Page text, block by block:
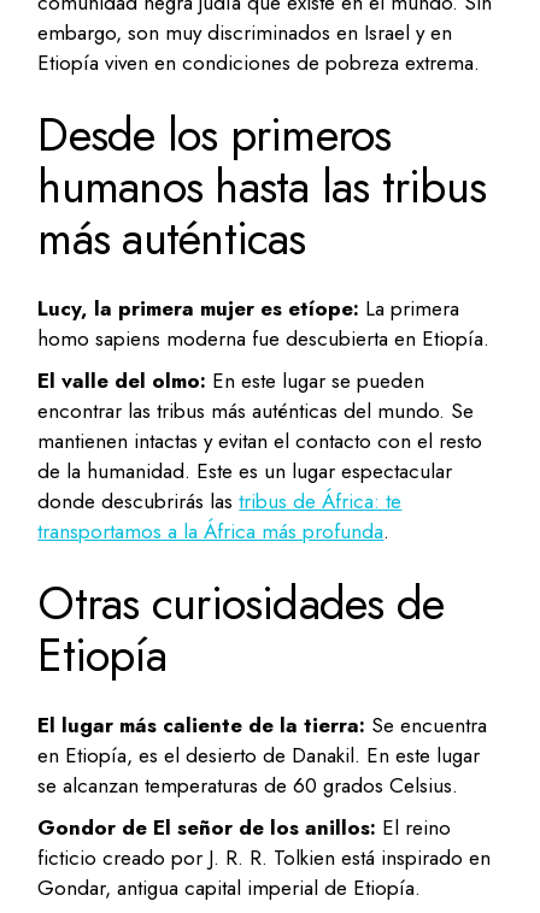
embargo, son muy discriminados en Israel y en
Etiopía viven en condiciones de pobreza extrema.
Desde los primeros
humanos hasta las tribus
más auténticas
Lucy, la primera mujer es etíope: La primera
homo sapiens moderna fue descubierta en Etiopía.
El valle del olmo: En este lugar se pueden
encontrar las tribus más auténticas del mundo. Se
mantienen intactas y evitan el contacto con el resto
de la humanidad. Este es un lugar espectacular
donde descubrirás lastribus de África: te
transportamos a la África más profunda.
Otras curiosidades de
Etiopía
El lugar más caliente de la tierra: Se encuentra
en Etiopía, es el desierto de Danakil. En este lugar
se alcanzan temperaturas de 60 grados Celsius.
Gondor de El señor de los anillos: El reino
ficticio creado por J. R. R. Tolkien está inspirado en
Gondar, antigua capital imperial de Etiopía.